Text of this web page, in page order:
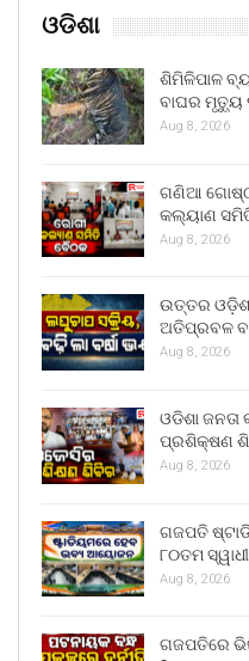
ଓଡିଶା
ଶିମିଳିପାଳ
ବାଘର ମୃତ୍ୟୁ
Aug 8, 2026
ଗଣିଆ
କଲ୍ୟାଣ
Aug 8, 2026
ଉତ୍ତର
ଅତିପ୍ରବଳ
Aug 8, 2026
ଓଡିଶା
ପ୍ରଶିକ୍ଷଣ
Aug 8, 2026
ଗଜପତି
୮୦ତମ
Aug 8, 2026
ଗଜପତିରେ